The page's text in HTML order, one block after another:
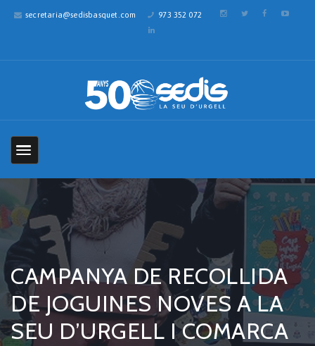
secretaria@sedisbasquet.com 973 352 072
CAMPANYA DE RECOLLIDA
DE JOGUINES NOVES A LA
SEU D’URGELL I COMARCA